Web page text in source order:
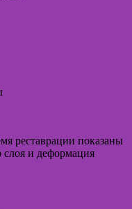
реставрации показаны
слоя и деформация